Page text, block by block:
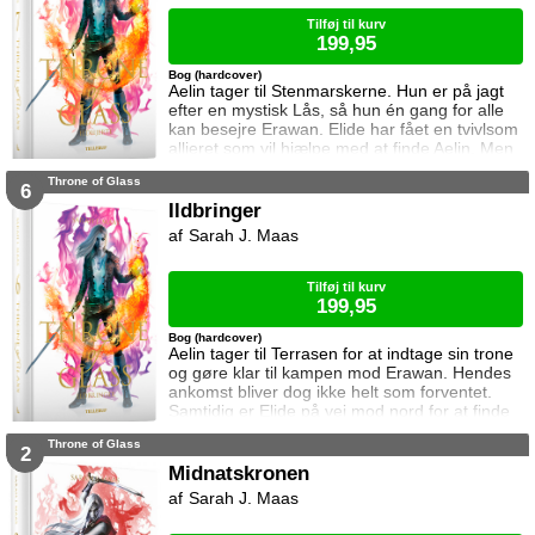
Aelin tager til Stenmarskerne. Hun er på jagt
efter en mystisk Lås, så hun én gang for alle
kan besejre Erawan. Elide har fået en tvivlsom
allieret som vil hjælpe med at finde Aelin. Men
for hvilken pris? Manon vågner i lænker og
Dorian ikke glemme heksen der hjalp ham i
Bog (hardcover)
Tilføj til kurv
199,95
6 Throne of Glass
Ildbringer
Aelin tager til Terrasen for at indtage sin trone
og gøre klar til kampen mod Erawan. Hendes
ankomst bliver dog ikke helt som forventet.
Samtidig er Elide på vej mod nord for at finde
Aelin og Celaena Sardothien. Oakwaldskoven
når nogen følger efter én. Dorian forsøger at
problemer at kæmpe mod, og Manon byder
Bog (hardcover)
Sarah J. Maas
Tilføj til kurv
199,95
2 Throne of Glass
Midnatskronen
Sarah J. Maas